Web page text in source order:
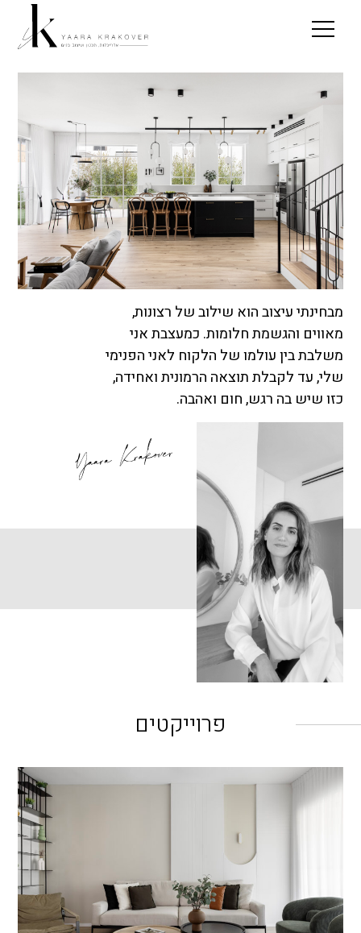
מבחינתי עיצוב הוא שילוב של רצונות,
מאווים והגשמת חלומות. כמעצבת אני
משלבת בין עולמו של הלקוח לאני הפנימי
שלי, עד לקבלת תוצאה הרמונית ואחידה,
כזו שיש בה רגש, חום ואהבה.
פרוייקטים